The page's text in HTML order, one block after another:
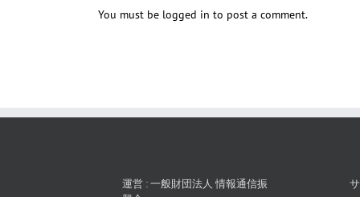
You must be logged in to post a comment.
運営 : 一般財団法人 情報通信振